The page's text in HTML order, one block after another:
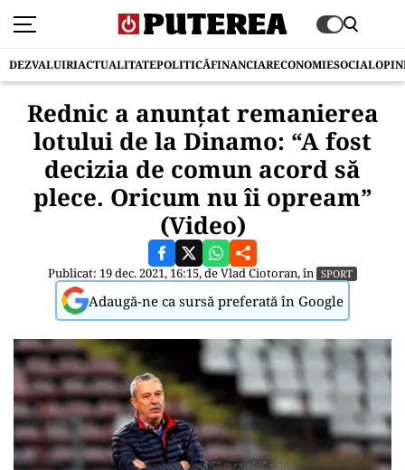
DEZVALUIRIACTUALITATEPOLITICĂFINANCIARECONOMIESOCIAL
Rednic a anunțat remanierea
lotului de la Dinamo: “A fost
decizia de comun acord să
plece. Oricum nu îi opream”
(Video)
Publicat: 19 dec. 2021, 16:15, deVlad Ciotoran, în SPORT
Adaugă-ne ca sursă preferată în Google